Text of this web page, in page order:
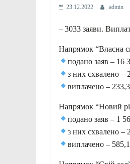
23.12.2022 admin
– 3033 заяви.
Напрямок “Власна
подано заяв – 16
з них схвалено –
виплачено –
Напрямок “Новий
подано заяв – 1
з них схвалено –
виплачено –